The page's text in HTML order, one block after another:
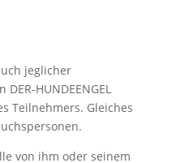
jeglicher
HUNDEENGEL
Teilnehmers. Gleiches
von ihm oder seinem